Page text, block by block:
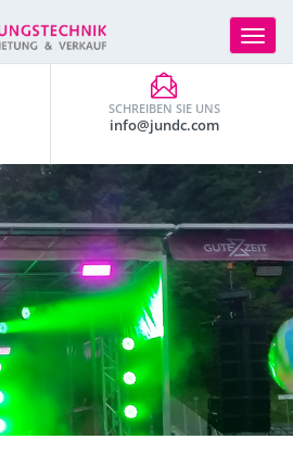
Toggle
SCHREIBEN SIE UNS
info@jundc.com